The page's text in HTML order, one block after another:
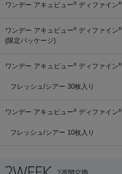
ワンデー アキュビュー® ディファイン®
ワンデー アキュビュー® ディファイン®
(限定パッケージ)
ワンデー アキュビュー® ディファイン®
フレッシュ/シアー 30枚入り
ワンデー アキュビュー® ディファイン®
フレッシュ/シアー 10枚入り